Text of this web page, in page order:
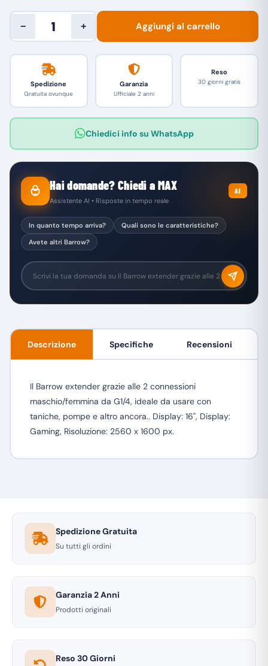
− + Aggiungi al carrello
Spedizione
Gratuita ovunque
Garanzia
Ufficiale 2 anni
Reso
30 giorni gratis
Chiedici info su WhatsApp
Hai domande? Chiedi a MAX
Assistente AI • Risposte in tempo reale
AI
In quanto tempo arriva?
Quali sono le caratteristiche?
Avete altri Barrow?
Descrizione Specifiche Recensioni
Il Barrow extender grazie alle 2 connessioni
maschio/femmina da G1/4, ideale da usare con
taniche, pompe e altro ancora.. Display: 16", Display:
Gaming, Risoluzione: 2560 x 1600 px.
Spedizione Gratuita
Su tutti gli ordini
Garanzia 2 Anni
Prodotti originali
Reso 30 Giorni